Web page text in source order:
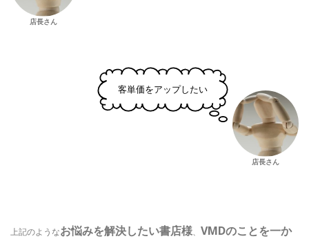
店長さん
客単価をアップしたい
店長さん
上記のようなお悩みを解決したい書店様、 VMDのことを一か